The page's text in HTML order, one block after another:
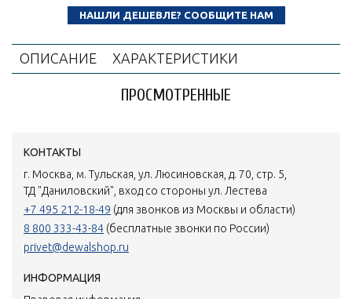
НАШЛИ ДЕШЕВЛЕ? СООБЩИТЕ НАМ
ОПИСАНИЕ ХАРАКТЕРИСТИКИ
ПРОСМОТРЕННЫЕ
КОНТАКТЫ
г. Москва, м. Тульская, ул. Люсиновская, д. 70, стр. 5,
ТД "Даниловский", вход со стороны ул. Лестева
+7 495 212-18-49 (для звонков из Москвы и области)
8 800 333-43-84 (бесплатные звонки по России)
privet@dewalshop.ru
ИНФОРМАЦИЯ